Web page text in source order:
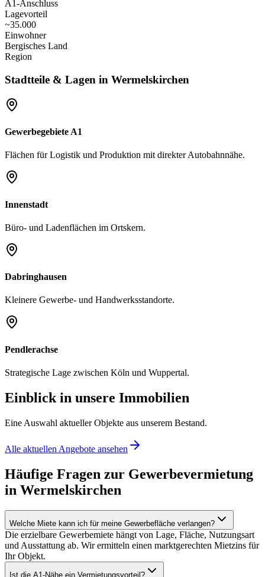
A1-Anschluss
Lagevorteil
~35.000
Einwohner
Bergisches Land
Region
Stadtteile & Lagen in Wermelskirchen
Gewerbegebiete A1
Flächen für Logistik und Produktion mit direkter Autobahnnähe.
Innenstadt
Büro- und Ladenflächen im Ortskern.
Dabringhausen
Kleinere Gewerbe- und Handwerksstandorte.
Pendlerachse
Strategische Lage zwischen Köln und Wuppertal.
Einblick in unsere Immobilien
Eine Auswahl aktueller Objekte aus unserem Bestand.
Alle aktuellen Angebote ansehen
Häufige Fragen zur Gewerbevermietung
in Wermelskirchen
Welche Miete kann ich für meine Gewerbefläche verlangen?
Die erzielbare Gewerbemiete hängt von Lage, Fläche, Nutzungsart
und Ausstattung ab. Wir ermitteln einen marktgerechten Mietzins für
Ihr Objekt.
Ist die A1-Nähe ein Vermietungsvorteil?